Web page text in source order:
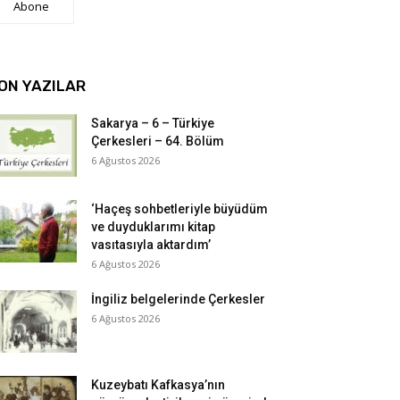
Abone
YAZILAR
Sakarya – 6 – Türkiye
Çerkesleri – 64. Bölüm
6 Ağustos 2026
‘Haçeş sohbetleriyle büyüdüm
ve duyduklarımı kitap
vasıtasıyla aktardım’
6 Ağustos 2026
İngiliz belgelerinde Çerkesler
6 Ağustos 2026
Kuzeybatı Kafkasya’nın